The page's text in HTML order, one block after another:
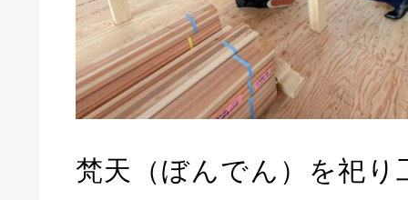
梵天（ぼんでん）を祀り